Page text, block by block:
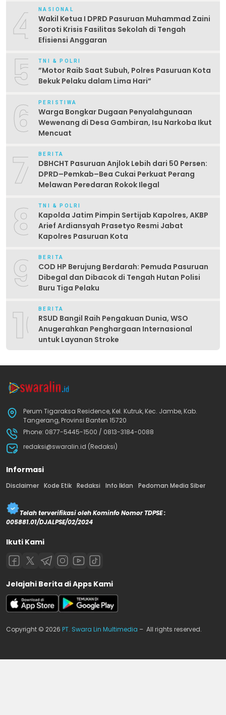
4 NASIONAL
Wakil Ketua I DPRD Pasuruan Muhammad Zaini
Soroti Krisis Fasilitas Sekolah di Tengah
Efisiensi Anggaran
5 TNI & POLRI
‎”Motor Raib Saat Subuh, Polres Pasuruan Kota
Bekuk Pelaku dalam Lima Hari” ‎
6 PERISTIWA
Warga Bongkar Dugaan Penyalahgunaan
Wewenang di Desa Gambiran, Isu Narkoba Ikut
Mencuat
7 BERITA
DBHCHT Pasuruan Anjlok Lebih dari 50 Persen:
DPRD–Pemkab–Bea Cukai Perkuat Perang
Melawan Peredaran Rokok Ilegal
8 TNI & POLRI
Kapolda Jatim Pimpin Sertijab Kapolres, AKBP
Arief Ardiansyah Prasetyo Resmi Jabat
Kapolres Pasuruan Kota
9 BERITA
COD HP Berujung Berdarah: Pemuda Pasuruan
Dibegal dan Dibacok di Tengah Hutan Polisi
Buru Tiga Pelaku
10BERITA
RSUD Bangil Raih Pengakuan Dunia, WSO
Anugerahkan Penghargaan Internasional
untuk Layanan Stroke
Perum Tigaraksa Residence, Kel. Kutruk, Kec. Jambe, Kab.
Tangerang, Provinsi Banten 15720
Phone: 0877-5445-1500 / 0813-3184-0088
redaksi@swaralin.id (Redaksi)
Informasi
Disclaimer Kode Etik Redaksi Info Iklan Pedoman Media Siber
Telah terverifikasi oleh Kominfo Nomor TDPSE :
005881.01/DJALPSE/02/2024
Ikuti Kami
Jelajahi Berita di Apps Kami
Copyright © 2026 PT. Swara Lin Multimedia – All rights reserved.